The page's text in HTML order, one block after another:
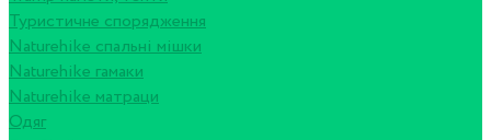
Туристичне спорядження
Naturehike спальні мішки
Naturehike гамаки
Naturehike матраци
Одяг